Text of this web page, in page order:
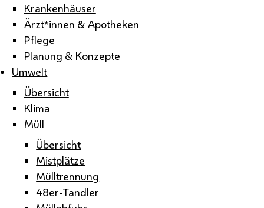
Krankenhäuser
Ärzt*innen & Apotheken
Pflege
Planung & Konzepte
Umwelt
Übersicht
Klima
Müll
Übersicht
Mistplätze
Mülltrennung
48er-Tandler